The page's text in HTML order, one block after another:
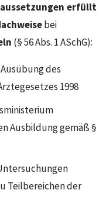
erfüllt
bei
(§ 56 Abs. 1 ASchG):
des
1998
Ausbildung gemäß §
Teilbereichen der